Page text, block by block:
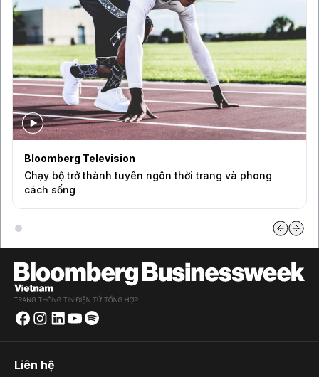
Bloomberg Television
Chạy bộ trở thành tuyên ngôn thời trang và phong
cách sống
Liên hệ